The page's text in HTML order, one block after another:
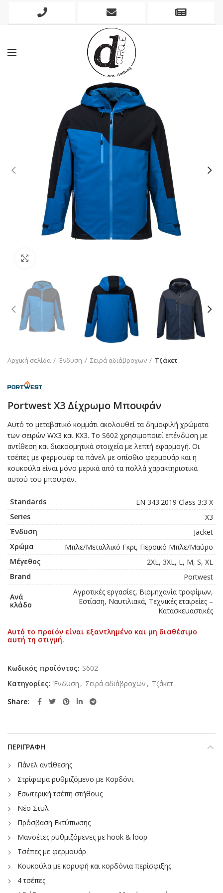
Phone
Mobile
Αρχική σελίδα Ένδυση Σειρά αδιάβροχων Τζάκετ
Portwest X3 Δίχρωμο Μπουφάν
Αυτό το μεταβατικό κομμάτι ακολουθεί τα δημοφιλή χρώματα
των σειρών WX3 και KX3. Το S602 χρησιμοποιεί επένδυση με
αντίθεση και διακοσμητικά στοιχεία με λεπτή εφαρμογή. Οι
τσέπες με φερμουάρ τα πάνελ με οπίσθιο φερμουάρ και η
κουκούλα είναι μόνο μερικά από τα πολλά χαρακτηριστικά
αυτού του μπουφάν.
Standards
EN 343:2019 Class 3:3 X
Series
X3
Ένδυση
Jacket
Χρώμα
Μπλε/Μεταλλικό Γκρι, Περσικό Μπλε/Μαύρο
Μέγεθος
2XL, 3XL, L, M, S, XL
Brand
Portwest
Ανά
κλάδο
Αγροτικές εργασίες, Βιομηχανία τροφίμων,
Εστίαση, Ναυτιλιακά, Τεχνικές εταιρείες –
Κατασκευαστικές
Αυτό το προϊόν είναι εξαντλημένο και μη διαθέσιμο
αυτή τη στιγμή.
Κωδικός προϊόντος: S602
Κατηγορίες: Ένδυση , Σειρά αδιάβροχων , Τζάκετ
Share
ΠΕΡΙΓΡΑΦΉ
Πάνελ αντίθεσης
Στρίφωμα ρυθμιζόμενο με Κορδόνι
Εσωτερική τσέπη στήθους
Νέο Στυλ
Πρόσβαση Εκτύπωσης
Μανσέτες ρυθμιζόμενες με hook & loop
Τσέπες με φερμουάρ
Κουκούλα με κορυφή και κορδόνια περίσφιξης
4 τσέπες